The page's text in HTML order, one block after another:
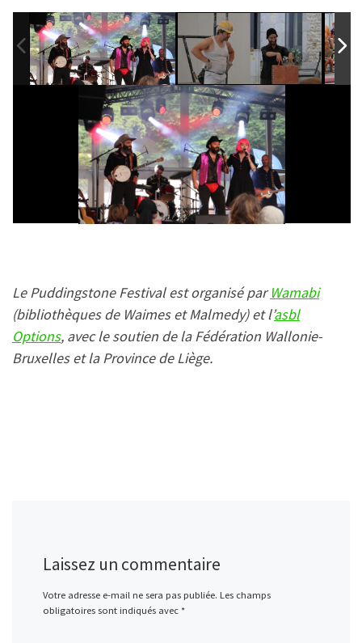
Le Puddingstone Festival est organisé parWamabi
(bibliothèques de Waimes et Malmedy) et l’asbl
Options, avec le soutien de la Fédération Wallonie-
Bruxelles et la Province de Liège.
Laissez un commentaire
Votre adresse e-mail ne sera pas publiée. Les champs
obligatoires sont indiqués avec *